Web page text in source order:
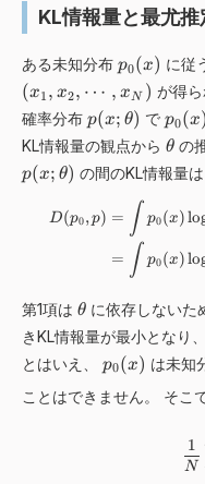
p
(
x
)
KL情報量と最尤推
ある未知分布 p
_
0
(
x
)
p0(x) に従
(x1 , x2, ⋯ , xN ) が得
確率分布 p
(
x
;
t
a
)
p(x; θ) でp
_
(
)
p0(x)
KL情報量の観点から \
t
h
e
t
a
θ の
p(x; θ) の間のKL情報量は
D(p0 , p) = ∫ p0(x)lo
= ∫ p0(x)lo
第1項は \
t
h
e
t
θ に依存しない
きKL情報量が最小となり
とはいえ、 p
0
p0(x) は未知
ことはできません。 そこ
N
1